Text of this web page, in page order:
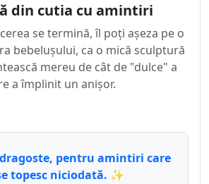
din cutia cu amintiri
se termină, îl poți așeza pe o
bebelușului, ca o mică sculptură
mereu de cât de "dulce" a
a împlinit un anișor.
pentru amintiri care
topesc niciodată. ✨